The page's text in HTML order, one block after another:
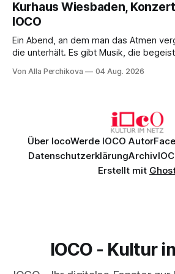
überzeugenden Gesamtleistung.
Kurhaus Wiesbaden, Konzert
IOCO
Ein Abend, an dem man das Atmen vergisst. Es gibt
die unterhält. Es gibt Musik, die
Genau so war der Abend im Kurhaus
Von Alla Perchikova 04 Aug. 2026
Über IocoWerde IOCO Autor
DatenschutzerklärungArchiv
Erstellt mit
IOCO - Kultur